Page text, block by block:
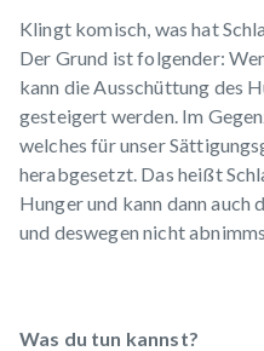
Klingt komisch, was hat
Der Grund ist folgender:
kann die Ausschüttung des
gesteigert werden. Im
welches für unser
herabgesetzt. Das heißt
Hunger und kann dann auch
und deswegen nicht
Was du tun kannst?